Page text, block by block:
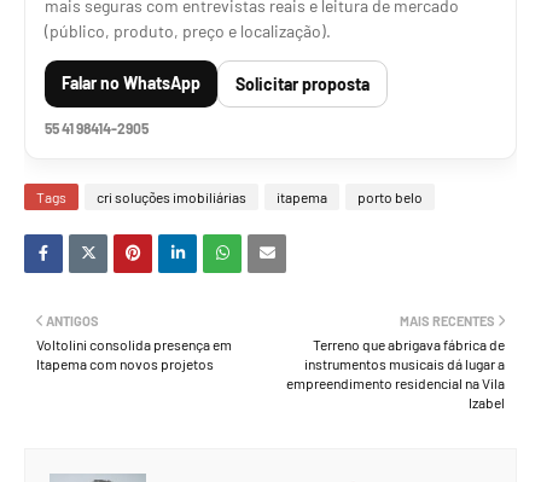
mais seguras com entrevistas reais e leitura de mercado
(público, produto, preço e localização).
Falar no WhatsApp Solicitar proposta
55 41 98414-2905
Tags cri soluções imobiliárias itapema porto belo
MAIS RECENTES
Terreno que abrigava fábrica de
instrumentos musicais dá lugar a
empreendimento residencial na Vila
Izabel
ANTIGOS
Voltolini consolida presença em
Itapema com novos projetos